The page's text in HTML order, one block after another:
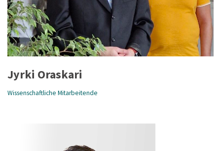
Jyrki Oraskari
Wissenschaftliche Mitarbeitende